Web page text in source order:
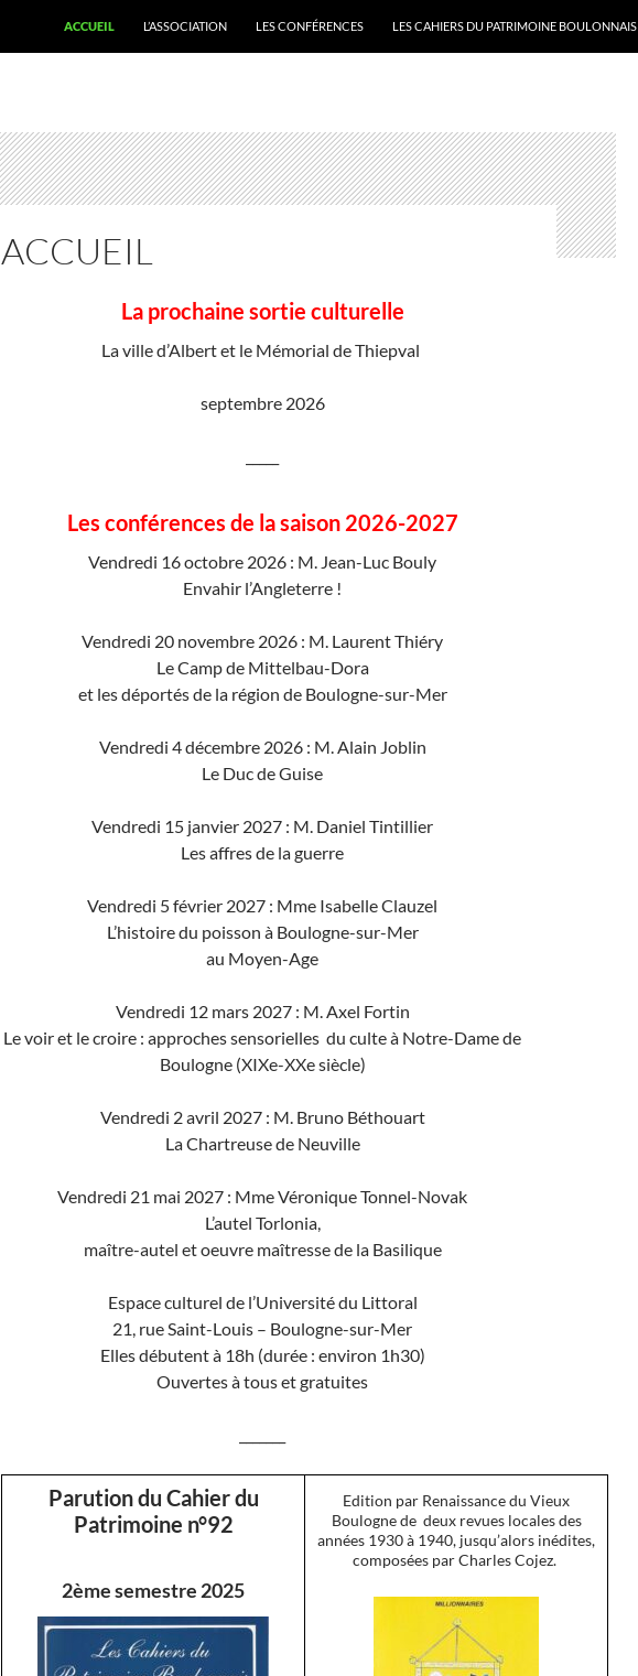
ACCUEIL L’ASSOCIATION LES CONFÉRENCES LES CAHIERS DU PATRIMOINE BOULONNAIS
ACCUEIL
La prochaine sortie culturelle
La ville d’Albert et le Mémorial de Thiepval
septembre 2026
Les conférences de la saison 2026-2027
Vendredi 16 octobre 2026 : M. Jean-Luc Bouly
Envahir l’Angleterre !
Vendredi 20 novembre 2026 : M. Laurent Thiéry
Le Camp de Mittelbau-Dora
et les déportés de la région de Boulogne-sur-Mer
Vendredi 4 décembre 2026 : M. Alain Joblin
Le Duc de Guise
Vendredi 15 janvier 2027 : M. Daniel Tintillier
Les affres de la guerre
Vendredi 5 février 2027 : Mme Isabelle Clauzel
L’histoire du poisson à Boulogne-sur-Mer
au Moyen-Age
Vendredi 12 mars 2027 : M. Axel Fortin
Le voir et le croire : approches sensorielles du culte à Notre-Dame de
Boulogne (XIXe-XXe siècle)
Vendredi 2 avril 2027 : M. Bruno Béthouart
La Chartreuse de Neuville
Vendredi 21 mai 2027 : Mme Véronique Tonnel-Novak
L’autel Torlonia,
maître-autel et oeuvre maîtresse de la Basilique
Espace culturel de l’Université du Littoral
21, rue Saint-Louis – Boulogne-sur-Mer
Elles débutent à 18h (durée : environ 1h30)
Ouvertes à tous et gratuites
Parution du Cahier du
Patrimoine n°92
2ème semestre 2025
Edition par Renaissance du Vieux
Boulogne de deux revues locales des
années 1930 à 1940, jusqu’alors inédites,
composées par Charles Cojez.